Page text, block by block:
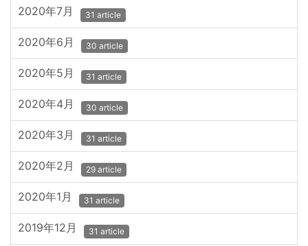
2020年7月 31 article
2020年6月 30 article
2020年5月 31 article
2020年4月 30 article
2020年3月 31 article
2020年2月 29 article
2020年1月 31 article
2019年12月 31 article